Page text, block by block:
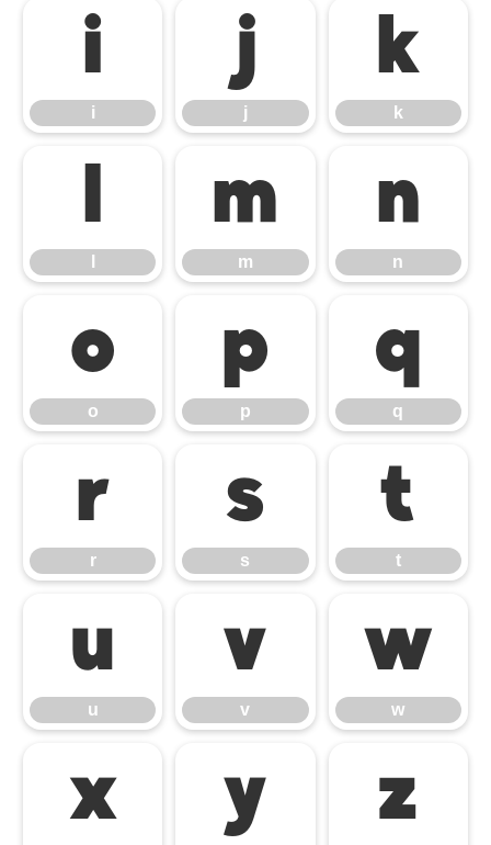
i
i
j
j
k
k
l m
m
n
n
o
o
p
p
q
q
r
r
s
s
t
t
u
u
v
v
w
w
x y z